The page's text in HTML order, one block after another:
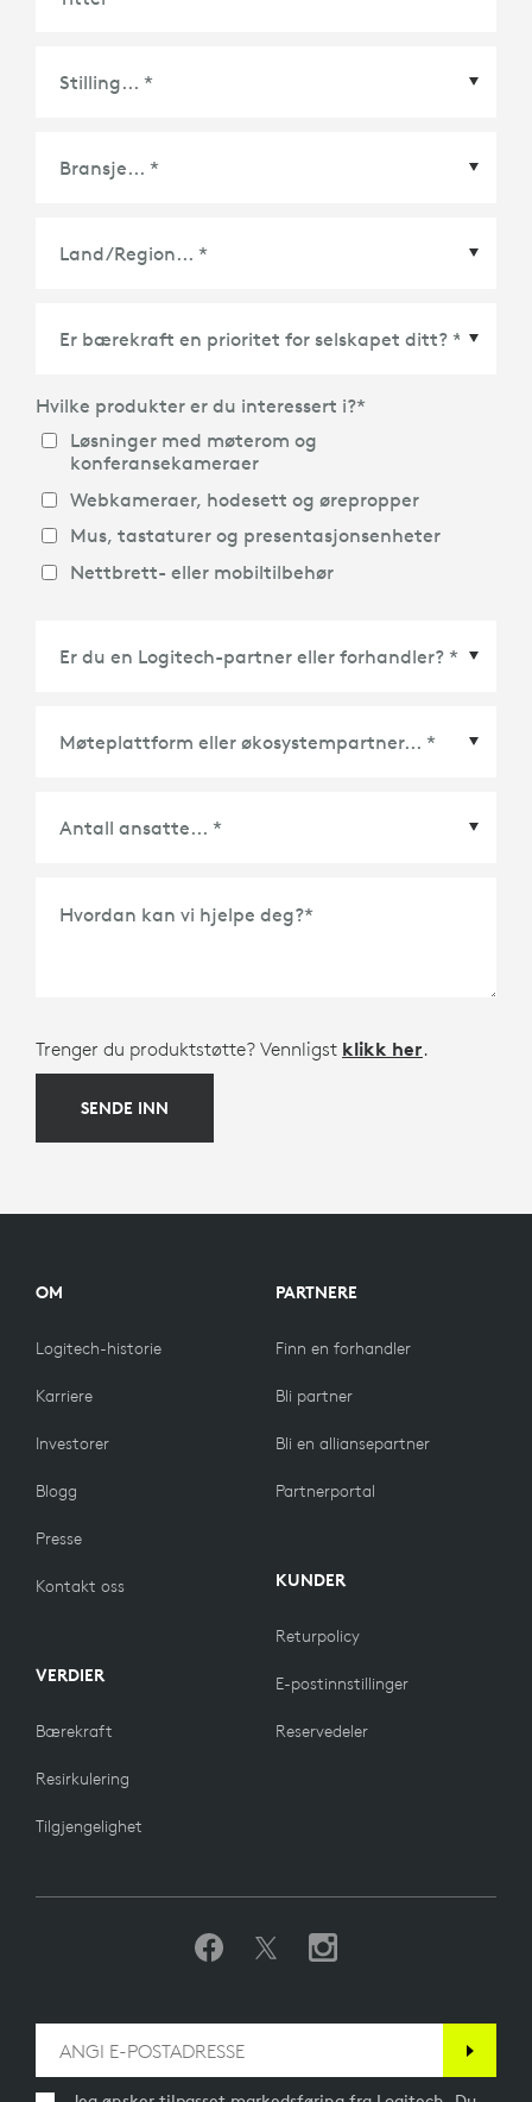
Hvilke produkter er du interessert i?*
Løsninger med møterom og
konferansekameraer
Webkameraer, hodesett og ørepropper
Mus, tastaturer og presentasjonsenheter
Nettbrett- eller mobiltilbehør
Hvordan kan vi hjelpe deg?*
Trenger du produktstøtte? Vennligst klikk her.
SENDE INN
OM
Logitech-historie
Karriere
Investorer
Blogg
Presse
Kontakt oss
VERDIER
Bærekraft
Resirkulering
Tilgjengelighet
PARTNERE
Finn en forhandler
Bli partner
Bli en alliansepartner
Partnerportal
KUNDER
Returpolicy
E-postinnstillinger
Reservedeler